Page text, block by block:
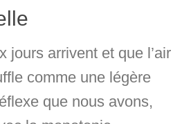
jours arrivent et que l’air
comme une légère
que nous avons,